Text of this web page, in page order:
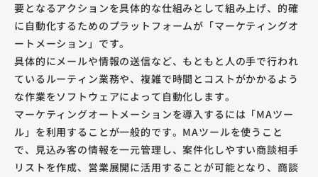
要となるアクションを具体的な仕組みとして組み上げ、的確
に自動化するためのプラットフォームが「マーケティングオ
ートメーション」です。
具体的にメールや情報の送信など、もともと人の手で行われ
ているルーティン業務や、複雑で時間とコストがかかるよう
な作業をソフトウェアによって自動化します。
マーケティングオートメーションを導入するには「MAツー
ル」を利用することが一般的です。MAツールを使うこと
で、見込み客の情報を一元管理し、案件化しやすい商談相手
リストを作成、営業展開に活用することが可能となり、商談